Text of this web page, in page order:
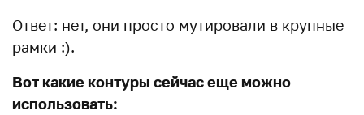
Ответ: нет, они просто мутировали в крупные
рамки :).
Вот какие контуры сейчас еще можно
использовать: